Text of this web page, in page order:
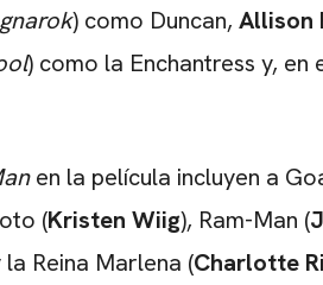
) como Duncan, Allison
) como la Enchantress y,
en la película incluyen a
(Kristen Wiig), Ram-Man (
la Reina Marlena (Charlotte